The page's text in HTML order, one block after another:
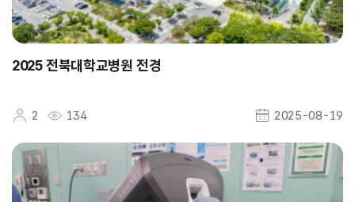
2025 전북대학교병원 전경
2 134 2025-08-19